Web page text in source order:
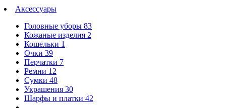
Аксессуары
Головные уборы 83
Кожаные изделия 2
Кошельки 1
Очки 39
Перчатки 7
Ремни 12
Сумки 48
Украшения 30
Шарфы и платки 42